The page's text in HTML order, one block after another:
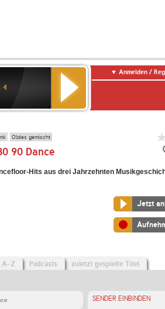
4
Anmelden /
Oldies gemischt
90 Dance
Hits aus drei Jahrzehnten
Jetzt
A-Z Podcasts zuletzt gespielte Titel
SENDER EINBINDEN